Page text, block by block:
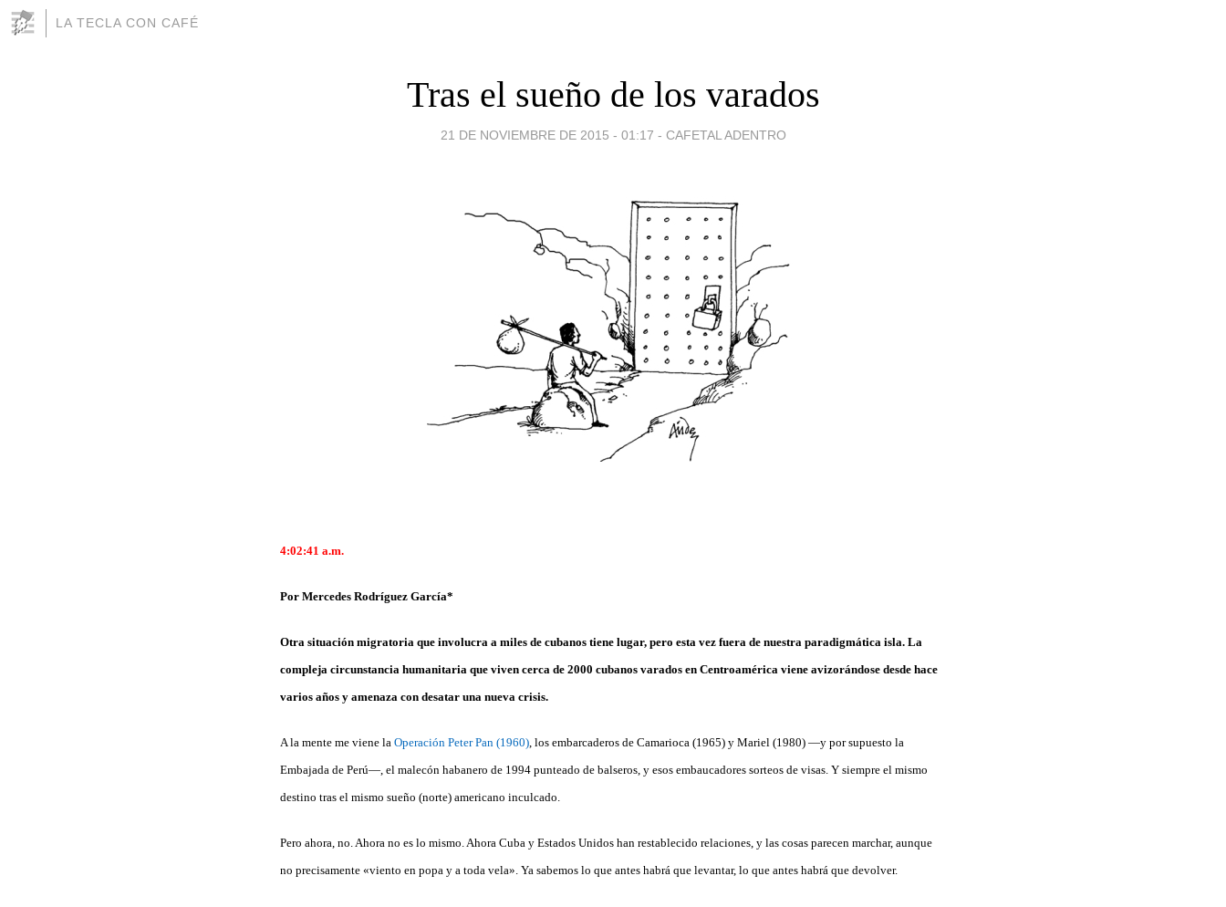
LA TECLA CON CAFÉ
Tras el sueño de los varados
21 DE NOVIEMBRE DE 2015 - 01:17 - CAFETAL ADENTRO
4:02:41 a.m.
Por Mercedes Rodríguez García*
Otra situación migratoria que involucra a miles de cubanos tiene lugar, pero esta vez fuera de nuestra paradigmática isla. La
compleja circunstancia humanitaria que viven cerca de 2000 cubanos varados en Centroamérica viene avizorándose desde hace
varios años y amenaza con desatar una nueva crisis.
A la mente me viene la Operación Peter Pan (1960) , los embarcaderos de Camarioca (1965) y Mariel (1980) —y por supuesto la
Embajada de Perú—, el malecón habanero de 1994 punteado de balseros, y esos embaucadores sorteos de visas. Y siempre el mismo
destino tras el mismo sueño (norte) americano inculcado.
Pero ahora, no. Ahora no es lo mismo. Ahora Cuba y Estados Unidos han restablecido relaciones, y las cosas parecen marchar, aunque
no precisamente «viento en popa y a toda vela». Ya sabemos lo que antes habrá que levantar, lo que antes habrá que devolver.